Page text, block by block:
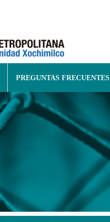
PREGUNTAS FRECUENTES